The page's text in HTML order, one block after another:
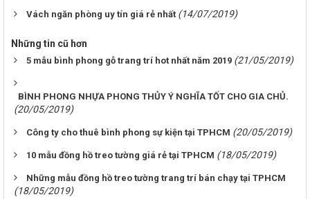
Vách ngăn phòng uy tín giá rẻ nhất (14/07/2019)
Những tin cũ hơn
5 mẫu bình phong gỗ trang trí hot nhất năm 2019 (21/05/2019)
BÌNH PHONG NHỰA PHONG THỦY Ý NGHĨA TỐT CHO GIA CHỦ.
(20/05/2019)
Công ty cho thuê bình phong sự kiện tại TPHCM (20/05/2019)
10 mẫu đồng hồ treo tường giá rẻ tại TPHCM (18/05/2019)
Những mẫu đồng hồ treo tường trang trí bán chạy tại TPHCM
(18/05/2019)